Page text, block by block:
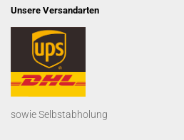
Unsere Versandarten
sowie Selbstabholung